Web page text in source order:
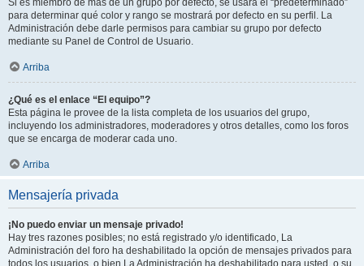
Si es miembro de más de un grupo por defecto, se usará el “predeterminado”
para determinar qué color y rango se mostrará por defecto en su perfil. La
Administración debe darle permisos para cambiar su grupo por defecto
mediante su Panel de Control de Usuario.
Arriba
¿Qué es el enlace “El equipo”?
Esta página le provee de la lista completa de los usuarios del grupo,
incluyendo los administradores, moderadores y otros detalles, como los foros
que se encarga de moderar cada uno.
Arriba
Mensajería privada
¡No puedo enviar un mensaje privado!
Hay tres razones posibles; no está registrado y/o identificado, La
Administración del foro ha deshabilitado la opción de mensajes privados para
todos los usuarios, o bien La Administración ha deshabilitado para usted, o su